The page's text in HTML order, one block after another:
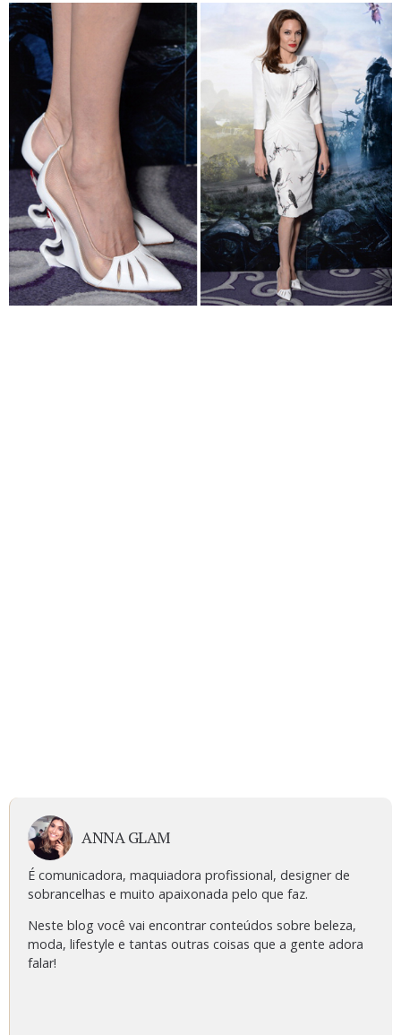
ANNA GLAM
É comunicadora, maquiadora profissional, designer de
sobrancelhas e muito apaixonada pelo que faz.
Neste blog você vai encontrar conteúdos sobre beleza,
moda, lifestyle e tantas outras coisas que a gente adora
falar!